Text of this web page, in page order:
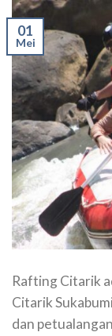
01
Mei
Rafting Citarik
Citarik
dan